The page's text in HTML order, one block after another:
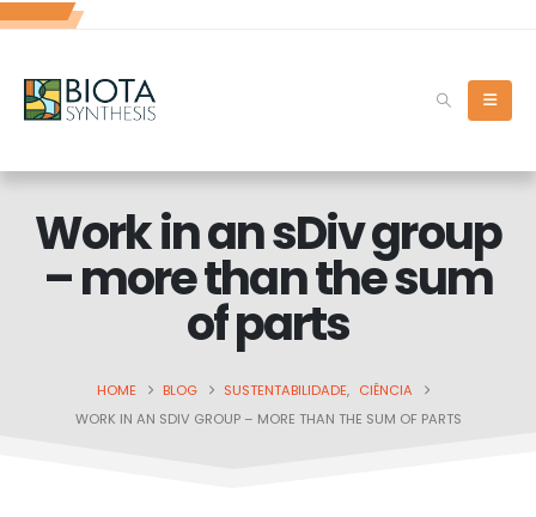
Work in an sDiv group
– more than the sum
of parts
HOME BLOG SUSTENTABILIDADE, CIÊNCIA
WORK IN AN SDIV GROUP – MORE THAN THE SUM OF PARTS